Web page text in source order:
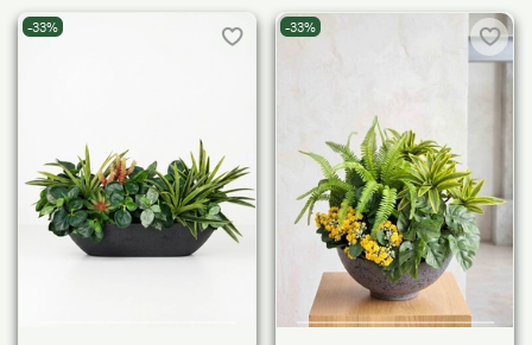
-33% -33%